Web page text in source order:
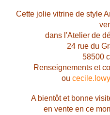
Cette jolie vitrine de style
dans l'Atelier de
24 rue du
58500
Renseignements et
ou
A bientôt et bonne
en vente en ce